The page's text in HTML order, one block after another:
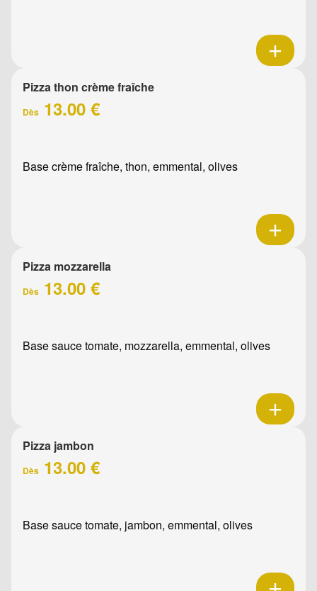
Pizza thon crème fraîche
Dès 13.00 €
Base crème fraîche, thon, emmental, olives
Pizza mozzarella
Dès 13.00 €
Base sauce tomate, mozzarella, emmental, olives
Pizza jambon
Dès 13.00 €
Base sauce tomate, jambon, emmental, olives